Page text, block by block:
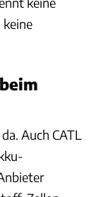
keine
Auch CATL